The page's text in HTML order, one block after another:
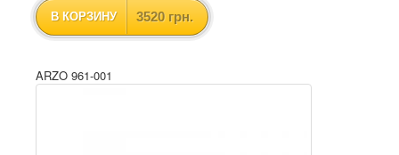
В КОРЗИНУ 3520 грн.
ARZO 961-001